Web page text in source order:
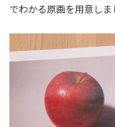
でわかる原画を用意しま